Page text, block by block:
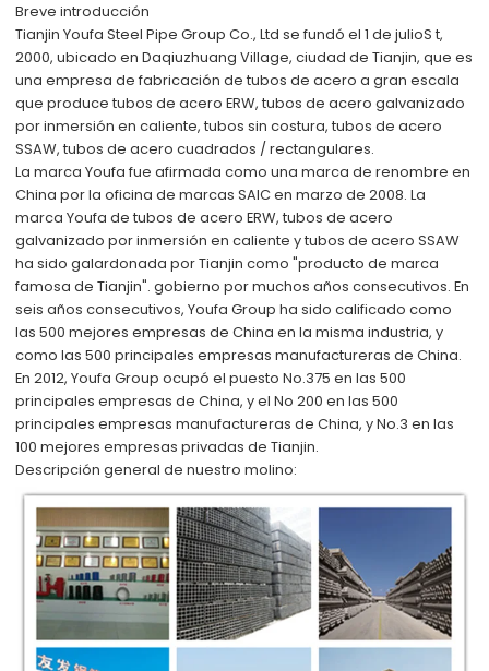
Breve introducción
Tianjin Youfa Steel Pipe Group Co., Ltd se fundó el 1 de julioS t,
2000, ubicado en Daqiuzhuang Village, ciudad de Tianjin, que es
una empresa de fabricación de tubos de acero a gran escala
que produce tubos de acero ERW, tubos de acero galvanizado
por inmersión en caliente, tubos sin costura, tubos de acero
SSAW, tubos de acero cuadrados / rectangulares.
La marca Youfa fue afirmada como una marca de renombre en
China por la oficina de marcas SAIC en marzo de 2008. La
marca Youfa de tubos de acero ERW, tubos de acero
galvanizado por inmersión en caliente y tubos de acero SSAW
ha sido galardonada por Tianjin como "producto de marca
famosa de Tianjin". gobierno por muchos años consecutivos. En
seis años consecutivos, Youfa Group ha sido calificado como
las 500 mejores empresas de China en la misma industria, y
como las 500 principales empresas manufactureras de China.
En 2012, Youfa Group ocupó el puesto No.375 en las 500
principales empresas de China, y el No 200 en las 500
principales empresas manufactureras de China, y No.3 en las
100 mejores empresas privadas de Tianjin.
Descripción general de nuestro molino: